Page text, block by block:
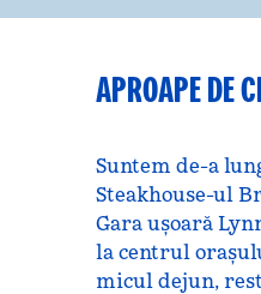
APROAPE DE
Suntem de-a
Steakhouse-ul
Gara ușoară
la centrul
micul dejun,